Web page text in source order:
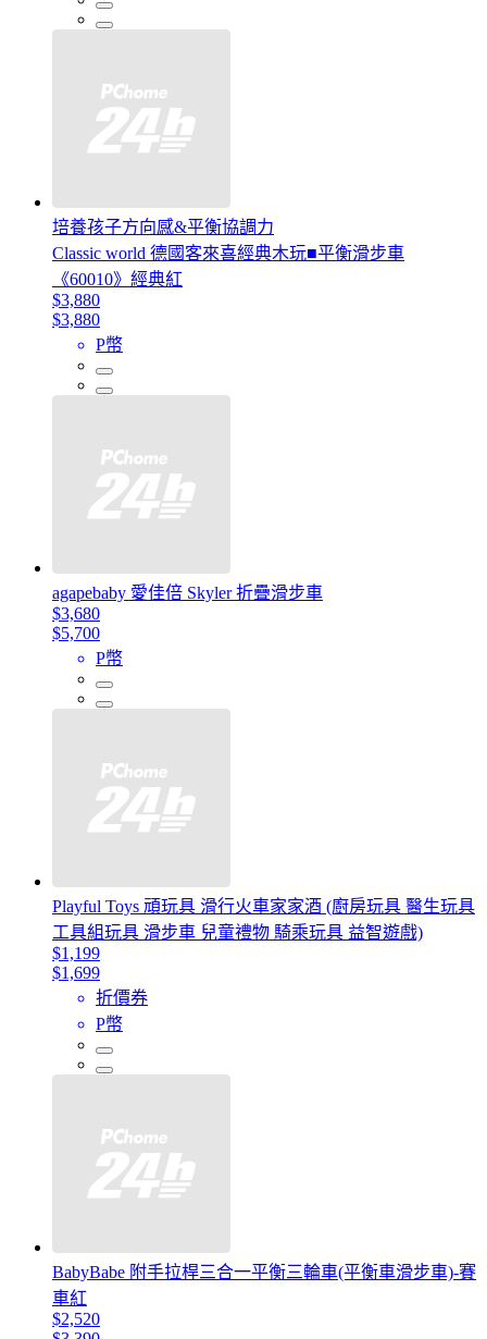
培養孩子方向感&平衡協調力
Classic world 德國客來喜經典木玩■平衡滑步車
《60010》經典紅
$3,880
$3,880
P幣
agapebaby 愛佳倍 Skyler 折疊滑步車
$3,680
$5,700
P幣
Playful Toys 頑玩具 滑行火車家家酒 (廚房玩具 醫生玩具
工具組玩具 滑步車 兒童禮物 騎乘玩具 益智遊戲)
$1,199
$1,699
折價券
P幣
BabyBabe 附手拉桿三合一平衡三輪車(平衡車滑步車)-賽
車紅
$2,520